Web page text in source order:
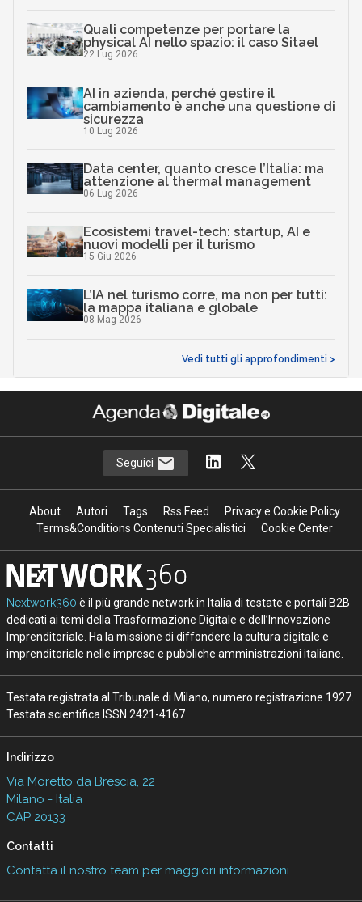
Quali competenze per portare la
physical AI nello spazio: il caso Sitael
22 Lug 2026
AI in azienda, perché gestire il
cambiamento è anche una questione di
sicurezza
10 Lug 2026
Data center, quanto cresce l’Italia: ma
attenzione al thermal management
06 Lug 2026
Ecosistemi travel-tech: startup, AI e
nuovi modelli per il turismo
15 Giu 2026
L’IA nel turismo corre, ma non per tutti:
la mappa italiana e globale
08 Mag 2026
Vedi tutti gli approfondimenti >
Seguici
About Autori Tags Rss Feed
Privacy e Cookie Policy
Terms&Conditions Contenuti Specialistici
Cookie Center
Nextwork360 è il più grande network in Italia di testate e portali B2B
dedicati ai temi della Trasformazione Digitale e dell’Innovazione
Imprenditoriale. Ha la missione di diffondere la cultura digitale e
imprenditoriale nelle imprese e pubbliche amministrazioni italiane.
Testata registrata al Tribunale di Milano, numero registrazione 1927.
Testata scientifica ISSN 2421-4167
Indirizzo
Via Moretto da Brescia, 22
Milano - Italia
CAP 20133
Contatti
Contatta il nostro team per maggiori informazioni